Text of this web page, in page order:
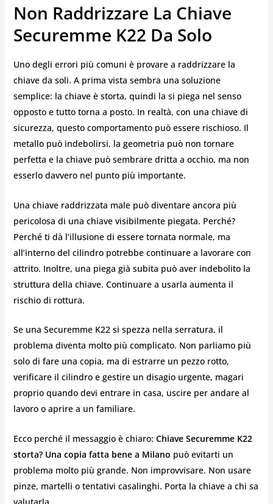
Non Raddrizzare La Chiave
Securemme K22 Da Solo
Uno degli errori più comuni è provare a raddrizzare la
chiave da soli. A prima vista sembra una soluzione
semplice: la chiave è storta, quindi la si piega nel senso
opposto e tutto torna a posto. In realtà, con una chiave di
sicurezza, questo comportamento può essere rischioso. Il
metallo può indebolirsi, la geometria può non tornare
perfetta e la chiave può sembrare dritta a occhio, ma non
esserlo davvero nel punto più importante.
Una chiave raddrizzata male può diventare ancora più
pericolosa di una chiave visibilmente piegata. Perché?
Perché ti dà l’illusione di essere tornata normale, ma
all’interno del cilindro potrebbe continuare a lavorare con
attrito. Inoltre, una piega già subita può aver indebolito la
struttura della chiave. Continuare a usarla aumenta il
rischio di rottura.
Se una Securemme K22 si spezza nella serratura, il
problema diventa molto più complicato. Non parliamo più
solo di fare una copia, ma di estrarre un pezzo rotto,
verificare il cilindro e gestire un disagio urgente, magari
proprio quando devi entrare in casa, uscire per andare al
lavoro o aprire a un familiare.
Ecco perché il messaggio è chiaro: Chiave Securemme K22
storta? Una copia fatta bene a Milano può evitarti un
problema molto più grande. Non improvvisare. Non usare
pinze, martelli o tentativi casalinghi. Porta la chiave a chi sa
valutarla.